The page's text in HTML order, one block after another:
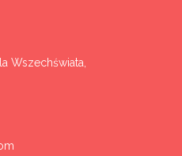
Wszechświata,